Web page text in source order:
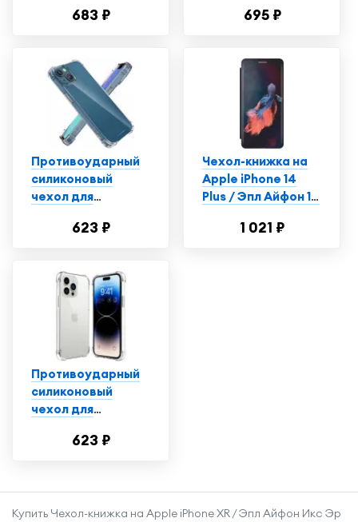
на Айфон 14
683 ₽
iPhone 14 Plus /
телефона Эпл
Айфон 14 Плюс с
защитой от
прилипания /
Прозрачный
695 ₽
Противоударный
силиконовый
чехол для
iPhone 14 Plus /
смартфона Эпл
Айфон 14 Плюс с
защитой углов /
Прозрачный
623 ₽
Чехол-книжка на
Apple iPhone 14
Plus / Эпл Айфон 14
"Красно-синяя
1 021 ₽
Противоударный
силиконовый
чехол для
iPhone 14 Pro /
смартфона Эпл
Айфон 14 Про с
623 ₽
Купить Чехол-книжка на Apple iPhone XR / Эпл Айфон Икс Эр